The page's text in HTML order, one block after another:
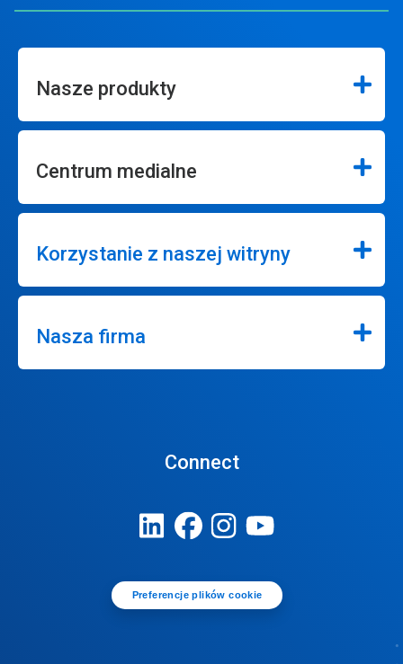
Nasze produkty
Centrum medialne
Korzystanie z naszej witryny
Nasza firma
Connect
Preferencje plików cookie